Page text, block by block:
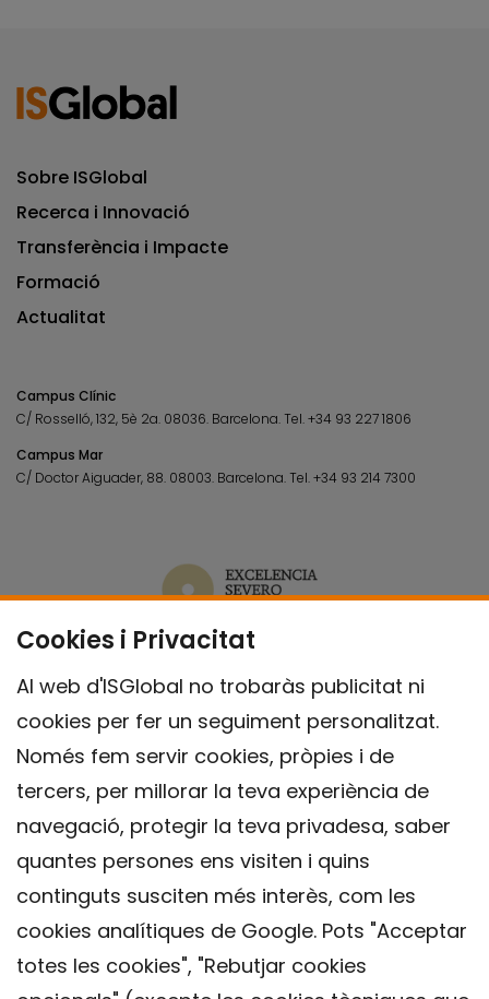
Cookies i Privacitat
Al web d'ISGlobal no trobaràs publicitat ni
cookies per fer un seguiment personalitzat.
Només fem servir cookies, pròpies i de
tercers, per millorar la teva experiència de
navegació, protegir la teva privadesa, saber
quantes persones ens visiten i quins
continguts susciten més interès, com les
cookies analítiques de Google. Pots "Acceptar
totes les cookies", "Rebutjar cookies
Sobre ISGlobal
Recerca i Innovació
Transferència i Impacte
Formació
Actualitat
Campus Clínic
C/ Rosselló, 132, 5è 2a. 08036. Barcelona.Tel.+34 93 227 1806
Campus Mar
C/ Doctor Aiguader, 88. 08003. Barcelona.Tel.+34 93 214 7300